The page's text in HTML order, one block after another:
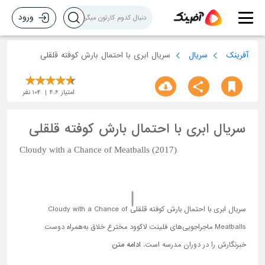
ورود
آفرینک سریال سریال ابری با احتمال بارش کوفته قلقلی
امتیاز 4.6
104 نفر
سریال ابری با احتمال بارش کوفته قلقلی
Cloudy with a Chance of Meatballs (2017)
سریال ابری با احتمال بارش کوفته قلقلی Cloudy with a Chance of
Meatballs ماجراجویی‌های فلینت لاکوود مخترع خلاق به‌همراه دوست
خبرنگارش را در دوران مدرسه است. ادامه متن